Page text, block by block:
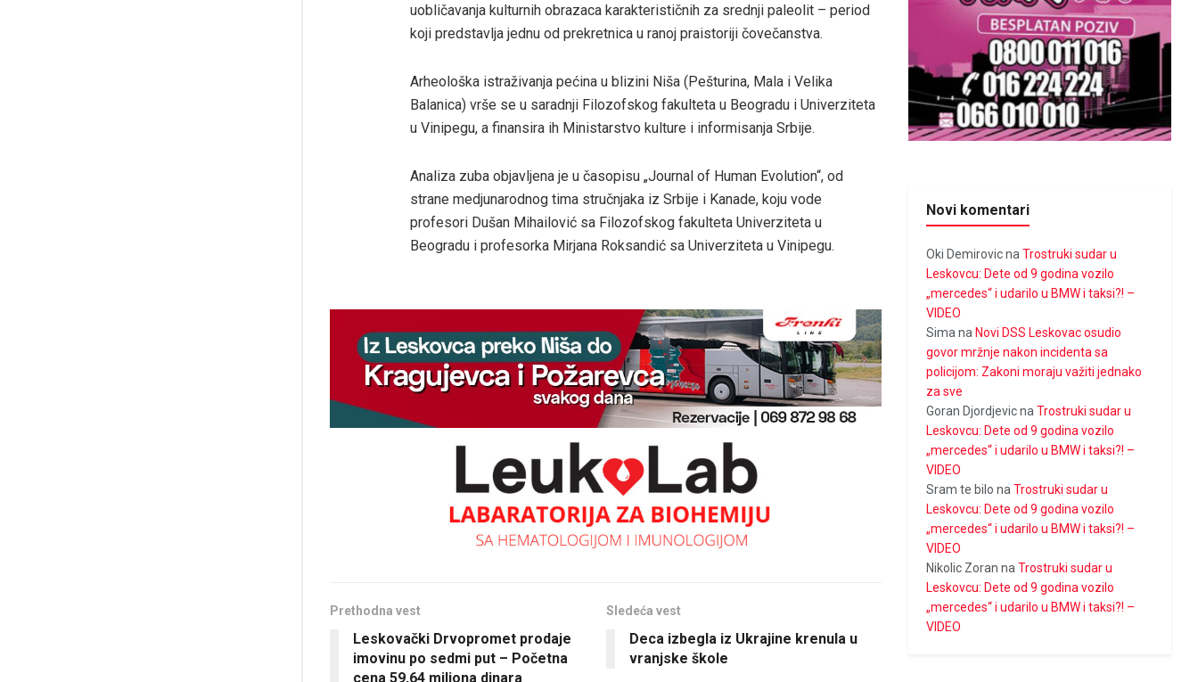
uobličavanja kulturnih obrazaca karakterističnih za srednji paleolit – period
koji predstavlja jednu od prekretnica u ranoj praistoriji čovečanstva.
Arheološka istraživanja pećina u blizini Niša (Pešturina, Mala i Velika
Balanica) vrše se u saradnji Filozofskog fakulteta u Beogradu i Univerziteta
u Vinipegu, a finansira ih Ministarstvo kulture i informisanja Srbije.
Analiza zuba objavljena je u časopisu „Journal of Human Evolution“, od
strane medjunarodnog tima stručnjaka iz Srbije i Kanade, koju vode
profesori Dušan Mihailović sa Filozofskog fakulteta Univerziteta u
Beogradu i profesorka Mirjana Roksandić sa Univerziteta u Vinipegu.
Prethodna vest
Leskovački Drvopromet prodaje
imovinu po sedmi put – Početna
cena 59,64 miliona dinara
Sledeća vest
Deca izbegla iz Ukrajine krenula u
vranjske škole
Novi komentari
Oki DemirovicnaTrostruki sudar u
Leskovcu: Dete od 9 godina vozilo
„mercedes“ i udarilo u BMW i taksi?! –
VIDEO
Sima na Novi DSS Leskovac osudio
govor mržnje nakon incidenta sa
policijom: Zakoni moraju važiti jednako
za sve
Goran DjordjevicnaTrostruki sudar u
Leskovcu: Dete od 9 godina vozilo
„mercedes“ i udarilo u BMW i taksi?! –
VIDEO
Sram te bilo naTrostruki sudar u
Leskovcu: Dete od 9 godina vozilo
„mercedes“ i udarilo u BMW i taksi?! –
VIDEO
Nikolic Zoran naTrostruki sudar u
Leskovcu: Dete od 9 godina vozilo
„mercedes“ i udarilo u BMW i taksi?! –
VIDEO